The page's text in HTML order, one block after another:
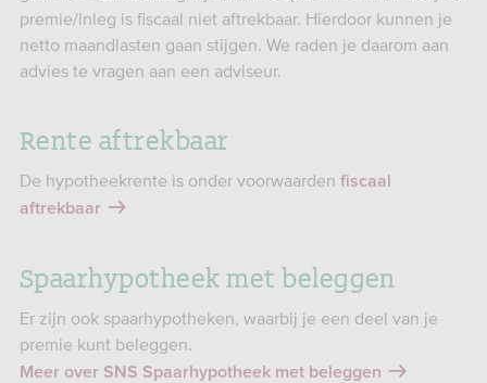
premie/inleg is fiscaal niet aftrekbaar. Hierdoor kunnen je
netto maandlasten gaan stijgen. We raden je daarom aan
advies te vragen aan een adviseur.
Rente aftrekbaar
De hypotheekrente is onder voorwaarden fiscaal
aftrekbaar
Spaarhypotheek met beleggen
Er zijn ook spaarhypotheken, waarbij je een deel van je
premie kunt beleggen.
Meer over SNS Spaarhypotheek met beleggen